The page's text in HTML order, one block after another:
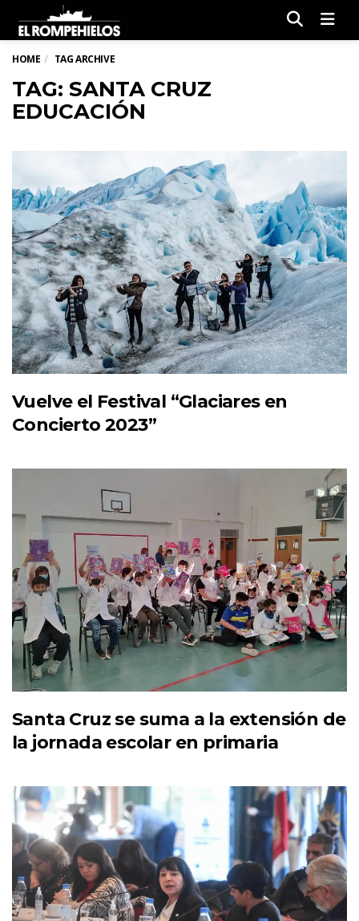
HOME TAG ARCHIVE
TAG: SANTA CRUZ
EDUCACIÓN
Vuelve el Festival “Glaciares en
Concierto 2023”
Santa Cruz se suma a la extensión de
la jornada escolar en primaria